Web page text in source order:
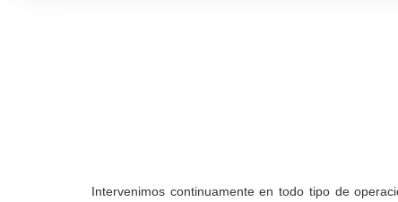
Intervenimos continuamente en todo tipo de